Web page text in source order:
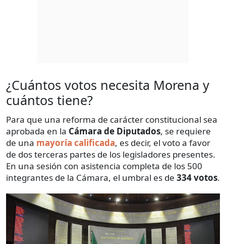
¿Cuántos votos necesita Morena y
cuántos tiene?
Para que una reforma de carácter constitucional sea
aprobada en la Cámara de Diputados, se requiere
de una mayoría calificada, es decir, el voto a favor
de dos terceras partes de los legisladores presentes.
En una sesión con asistencia completa de los 500
integrantes de la Cámara, el umbral es de 334 votos.